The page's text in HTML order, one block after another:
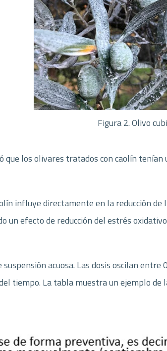
Figura 2. Olivo
los olivares tratados con caolín
influye directamente en la reducción
un efecto de reducción del estrés
acuosa. Las dosis oscilan
tiempo. La tabla muestra un ejemplo de